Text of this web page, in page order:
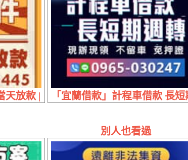
天放款 | 30萬內 多元借款方案完美搭配
「宜蘭借款」計程車借款 長
別人也看過